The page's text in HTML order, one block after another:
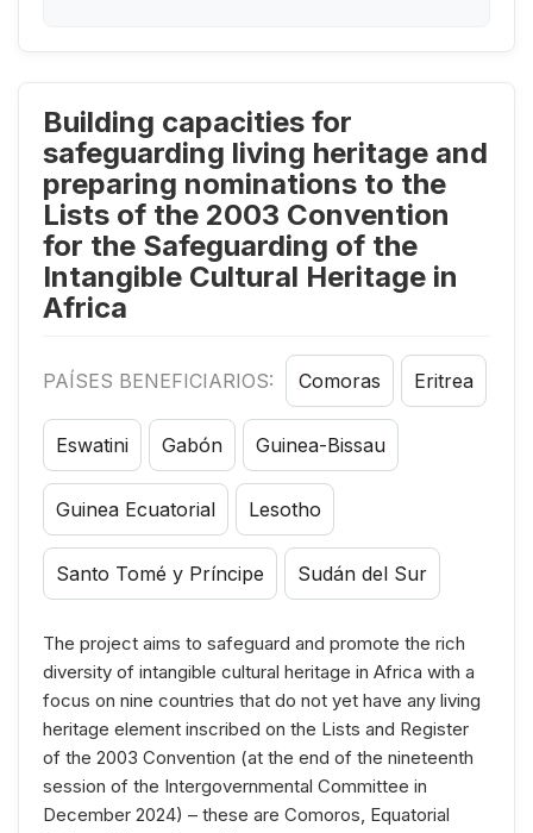
Building capacities for
safeguarding living heritage and
preparing nominations to the
Lists of the 2003 Convention
for the Safeguarding of the
Intangible Cultural Heritage in
Africa
PAÍSES BENEFICIARIOS: Comoras Eritrea
Eswatini Gabón Guinea-Bissau
Guinea Ecuatorial Lesotho
Santo Tomé y Príncipe Sudán del Sur
The project aims to safeguard and promote the rich
diversity of intangible cultural heritage in Africa with a
focus on nine countries that do not yet have any living
heritage element inscribed on the Lists and Register
of the 2003 Convention (at the end of the nineteenth
session of the Intergovernmental Committee in
December 2024) – these are Comoros, Equatorial